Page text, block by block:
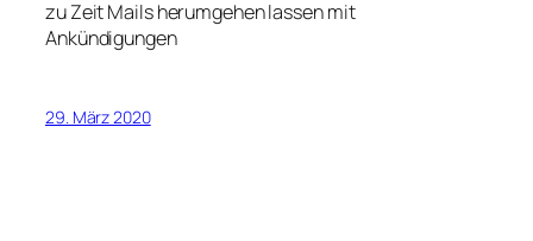
zu Zeit Mails herumgehen lassen mit
Ankündigungen
29. März 2020